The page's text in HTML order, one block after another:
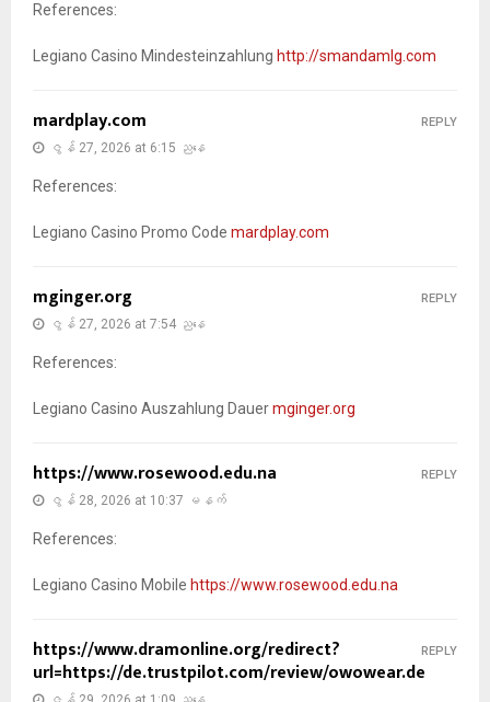
References:
Legiano Casino Mindesteinzahlung http://smandamlg.com
mardplay.com
ဇွန် 27, 2026 at 6:15 ညနေ
References:
Legiano Casino Promo Code mardplay.com
REPLY
mginger.org
ဇွန် 27, 2026 at 7:54 ညနေ
References:
Legiano Casino Auszahlung Dauermginger.org
REPLY
https://www.rosewood.edu.na
ဇွန် 28, 2026 at 10:37 မနက်
References:
Legiano Casino Mobile https://www.rosewood.edu.na
REPLY
https://www.dramonline.org/redirect?
url=https://de.trustpilot.com/review/owowear.de
REPLY